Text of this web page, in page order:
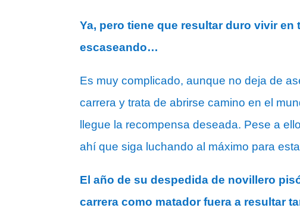
Ya, pero tiene que resultar duro vivir
escaseando…
Es muy complicado, aunque no deja de
carrera y trata de abrirse camino en el
llegue la recompensa deseada. Pese a
ahí que siga luchando al máximo para
El año de su despedida de novillero
carrera como matador fuera a resultar